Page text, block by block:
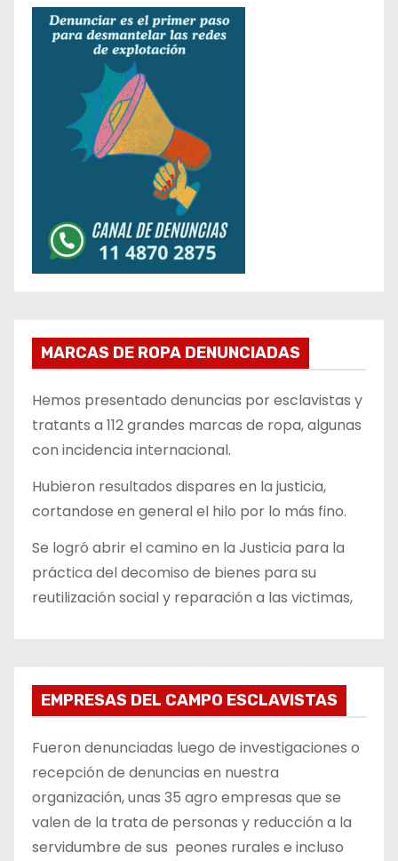
MARCAS DE ROPA DENUNCIADAS
Hemos presentado denuncias por esclavistas y
tratants a 112 grandes marcas de ropa, algunas
con incidencia internacional.
Hubieron resultados dispares en la justicia,
cortandose en general el hilo por lo más fino.
Se logró abrir el camino en la Justicia para la
práctica del decomiso de bienes para su
reutilización social y reparación a las victimas,
EMPRESAS DEL CAMPO ESCLAVISTAS
Fueron denunciadas luego de investigaciones o
recepción de denuncias en nuestra
organización, unas 35 agro empresas que se
valen de la trata de personas y reducción a la
servidumbre de sus peones rurales e incluso